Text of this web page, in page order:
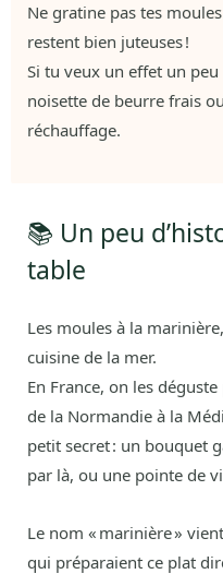
Ne gratine pas tes
restent bien juteuses !
Si tu veux un effet un
noisette de beurre frais
réchauffage.
📚 Un peu
table
Les moules à la
cuisine de la mer.
En France, on les
de la Normandie à la
petit secret : un bouquet
par là, ou une pointe de
Le nom « marinière »
qui préparaient ce plat